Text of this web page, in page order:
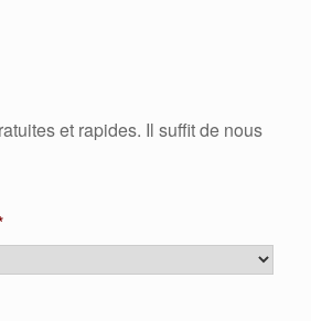
et rapides. Il suffit de nous